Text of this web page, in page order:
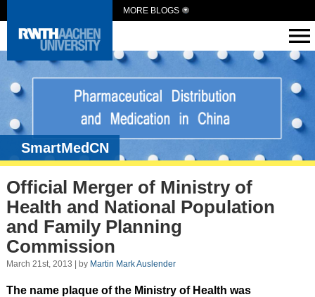
MORE BLOGS
SmartMedCN
Official Merger of Ministry of
Health and National Population
and Family Planning
Commission
March 21st, 2013 | by Martin Mark Auslender
The name plaque of the Ministry of Health was